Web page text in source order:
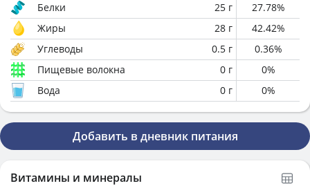
Белки
25 г 27.78%
Жиры
28 г 42.42%
Углеводы
0.5 г 0.36%
Пищевые волокна
0 г 0%
Вода
0 г 0%
Добавить в дневник питания
Витамины и минералы